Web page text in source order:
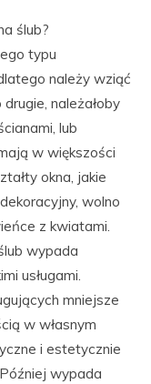
ślub?
typu
należy wziąć
należałoby
lub
w większości
okna, jakie
wolno
z kwiatami.
wypada
usługami.
mniejsze
w własnym
i estetycznie
wypada